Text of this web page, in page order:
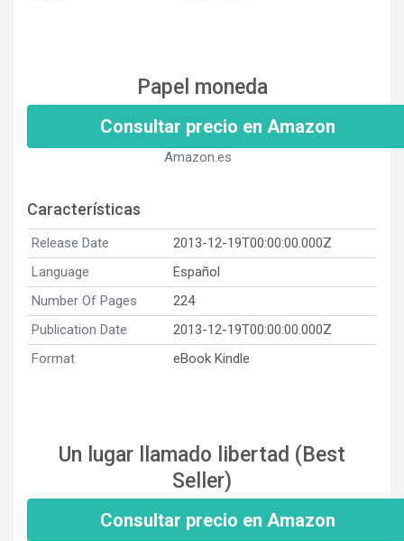
Papel moneda
Consultar precio en Amazon
Amazon.es
Características
Release Date
2013-12-19T00:00:00.000Z
Language
Español
Number Of Pages
224
Publication Date
2013-12-19T00:00:00.000Z
Format
eBook Kindle
Un lugar llamado libertad (Best
Seller)
Consultar precio en Amazon